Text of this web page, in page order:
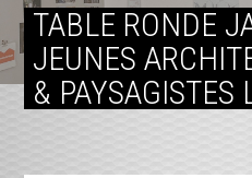
TABLE RONDE
JEUNES
& PAYSAGISTES